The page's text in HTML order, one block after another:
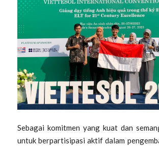
Sebagai komitmen yang kuat dan
untuk berpartisipasi aktif dalam